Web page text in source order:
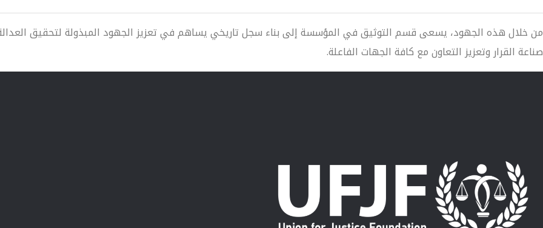
من خلال هذه الجهود، يسعى قسم التوثيق في المؤسسة إلى بناء سجل تاريخي يساهم في تعزيز الجهود المبذولة لتحقيق
صناعة القرار وتعزيز التعاون مع كافة الجهات الفاعلة.